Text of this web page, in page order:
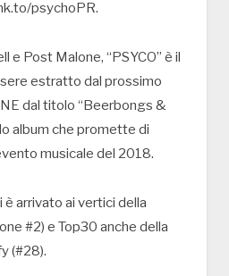
psychoPR.
e Post Malone, “PSYCO” è il
estratto dal prossimo
dal titolo “Beerbongs &
album che promette di
musicale del 2018.
è arrivato ai vertici della
#2) e Top30 anche della
(#28).